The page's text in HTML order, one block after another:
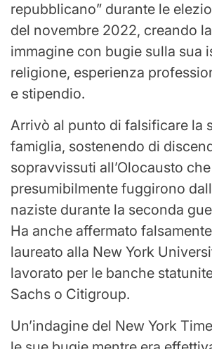
repubblicano” durante le
del novembre 2022, creando
immagine con bugie sulla sua
religione, esperienza
e stipendio.
Arrivò al punto di falsificare la
famiglia, sostenendo di
sopravvissuti all’Olocausto che
presumibilmente fuggirono
naziste durante la seconda
Ha anche affermato
laureato alla New York
lavorato per le banche
Sachs o Citigroup.
Un’indagine del New York